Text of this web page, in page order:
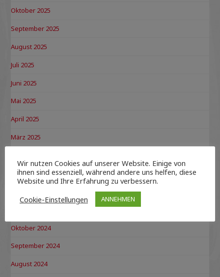
Oktober 2025
September 2025
August 2025
Juli 2025
Juni 2025
Mai 2025
April 2025
März 2025
Januar 2025
Oktober 2024
September 2024
August 2024
Wir nutzen Cookies auf unserer Website. Einige von
ihnen sind essenziell, während andere uns helfen, diese
Website und Ihre Erfahrung zu verbessern.
Cookie-Einstellungen
ANNEHMEN